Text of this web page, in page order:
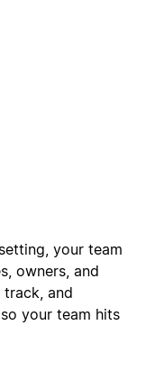
your team
owners, and
track, and
your team hits